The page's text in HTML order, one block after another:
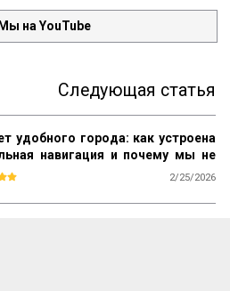
Мы на YouTube
Следующая статья
удобного города: как устроена
навигация и почему мы не
в Манхэттене, но блуждаем в
2/25/2026